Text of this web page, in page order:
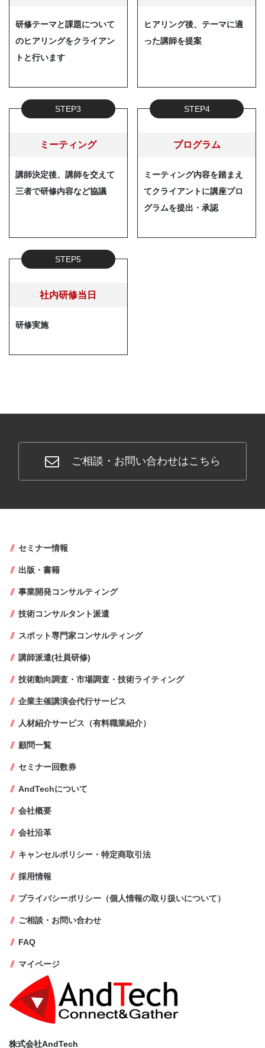
研修テーマと課題について
のヒアリングをクライアン
トと行います
ヒアリング後、テーマに適
った講師を提案
STEP3
ミーティング
講師決定後、講師を交えて
三者で研修内容など協議
STEP4
プログラム
ミーティング内容を踏まえ
てクライアントに講座プロ
グラムを提出・承認
STEP5
社内研修当日
研修実施
ご相談・お問い合わせはこちら
株式会社AndTech
セミナー情報
出版・書籍
事業開発コンサルティング
技術コンサルタント派遣
スポット専門家コンサルティング
講師派遣(社員研修)
技術動向調査・市場調査・技術ライティング
企業主催講演会代行サービス
人材紹介サービス（有料職業紹介）
顧問一覧
セミナー回数券
AndTechについて
会社概要
会社沿革
キャンセルポリシー・特定商取引法
採用情報
プライバシーポリシー（個人情報の取り扱いについて）
ご相談・お問い合わせ
FAQ
マイページ